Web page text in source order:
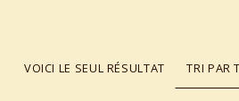
VOICI LE SEUL RÉSULTAT